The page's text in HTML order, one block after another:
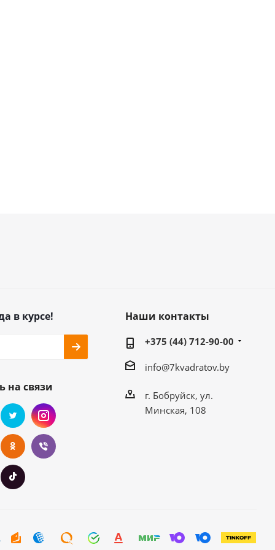
в курсе!
на связи
Наши контакты
+375 (44) 712-90-00
info@7kvadratov.by
г. Бобруйск, ул.
Минская, 108